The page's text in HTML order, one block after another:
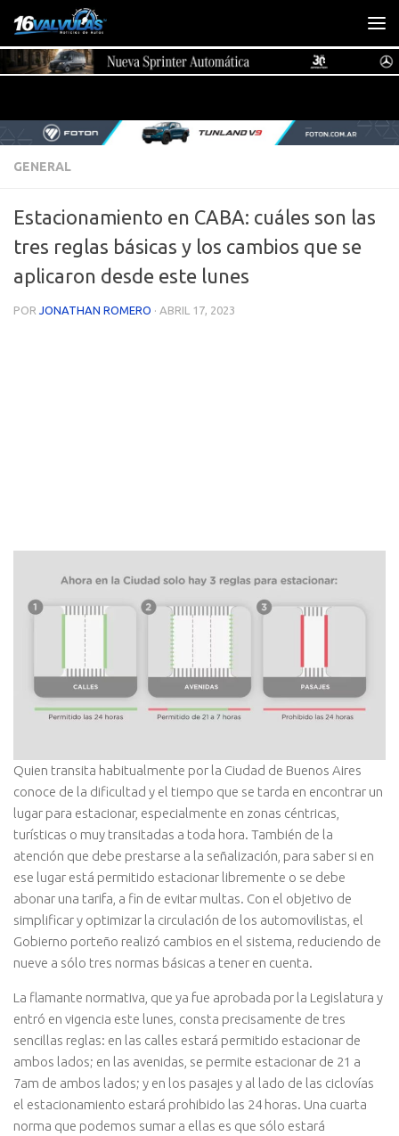
Saltar al contenido
GENERAL
Estacionamiento en CABA: cuáles son las
tres reglas básicas y los cambios que se
aplicaron desde este lunes
POR JONATHAN ROMERO · ABRIL 17, 2023
Quien transita habitualmente por la Ciudad de Buenos Aires
conoce de la dificultad y el tiempo que se tarda en encontrar un
lugar para estacionar, especialmente en zonas céntricas,
turísticas o muy transitadas a toda hora. También de la
atención que debe prestarse a la señalización, para saber si en
ese lugar está permitido estacionar libremente o se debe
abonar una tarifa, a fin de evitar multas. Con el objetivo de
simplificar y optimizar la circulación de los automovilistas, el
Gobierno porteño realizó cambios en el sistema, reduciendo de
nueve a sólo tres normas básicas a tener en cuenta.
La flamante normativa, que ya fue aprobada por la Legislatura y
entró en vigencia este lunes, consta precisamente de tres
sencillas reglas: en las calles estará permitido estacionar de
ambos lados; en las avenidas, se permite estacionar de 21 a
7am de ambos lados; y en los pasajes y al lado de las ciclovías
el estacionamiento estará prohibido las 24 horas. Una cuarta
norma que podemos sumar a ellas es que sólo estará